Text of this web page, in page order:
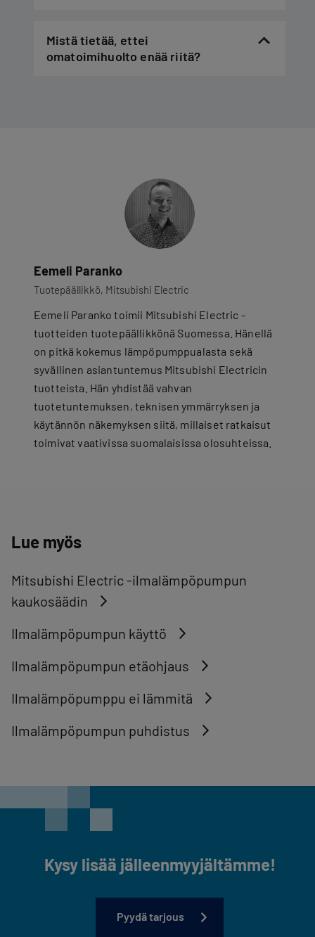
Mistä tietää, ettei
omatoimihuolto enää riitä?
Eemeli Paranko
Tuotepäällikkö, Mitsubishi Electric
Eemeli Paranko toimii Mitsubishi Electric -
tuotteiden tuotepäällikkönä Suomessa. Hänellä
on pitkä kokemus lämpöpumppualasta sekä
syvällinen asiantuntemus Mitsubishi Electricin
tuotteista. Hän yhdistää vahvan
tuotetuntemuksen, teknisen ymmärryksen ja
käytännön näkemyksen siitä, millaiset ratkaisut
toimivat vaativissa suomalaisissa olosuhteissa.
Lue myös
Mitsubishi Electric -ilmalämpöpumpun
kaukosäädin
Ilmalämpöpumpun käyttö
Ilmalämpöpumpun etäohjaus
Ilmalämpöpumppu ei lämmitä
Ilmalämpöpumpun puhdistus
Kysy lisää jälleenmyyjältämme!
Pyydä tarjous